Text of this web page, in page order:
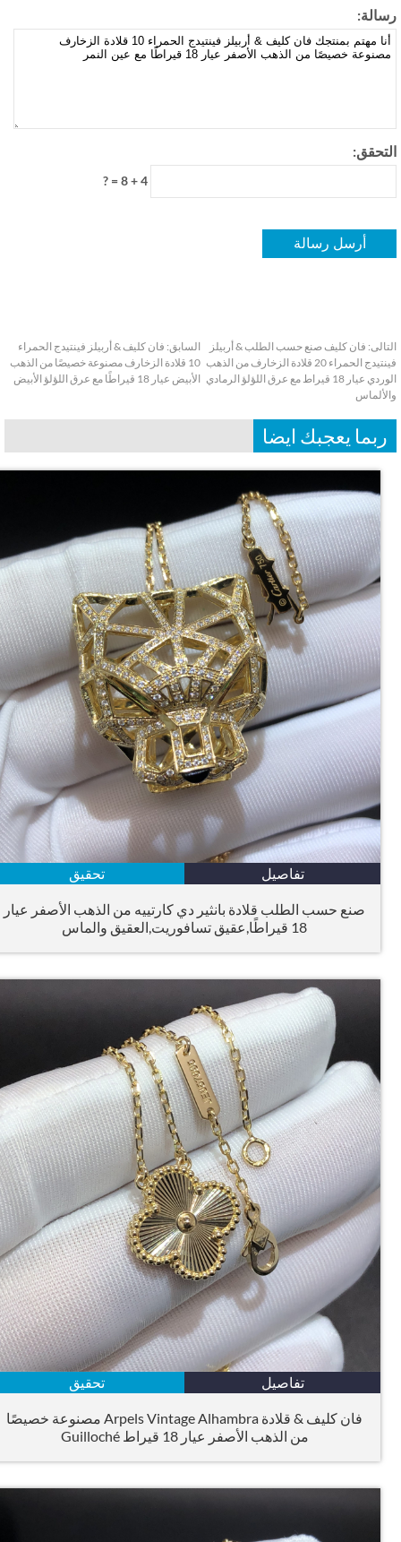
السابق:فان كليف & أربيلز فينتيدج الحمراء
10 قلادة الزخارف مصنوعة خصيصًا من الذهب
الأبيض عيار 18 قيراطًا مع عرق اللؤلؤ الأبيض
فان كليف صنع حسب الطلب & أربيلز
فينتيدج الحمراء 20 قلادة الزخارف من الذهب
الوردي عيار 18 قيراط مع عرق اللؤلؤ الرمادي
يعجبك ايضا
تفاصيل تحقيق
صنع حسب الطلب قلادة بانثير دي كارتييه من الذهب الأصفر عيار
18 قيراطًا,عقيق تسافوريت,العقيق والماس
تفاصيل تحقيق
فان كليف & قلادة Arpels Vintage Alhambra مصنوعة خصيصًا
من الذهب الأصفر عيار 18 قيراط Guilloché